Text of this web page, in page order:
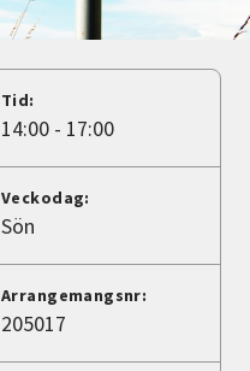
Tid:
14:00 - 17:00
Veckodag:
Sön
Arrangemangsnr:
205017